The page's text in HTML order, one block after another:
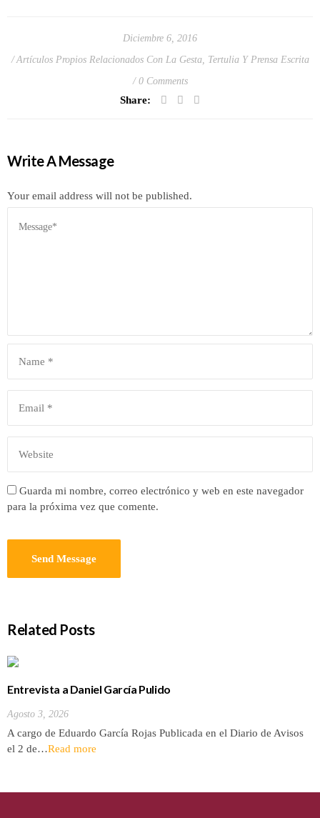
Diciembre 6, 2016
Artículos Propios Relacionados Con La Gesta, Tertulia Y Prensa Escrita
0 Comments
Share:
Write A Message
Your email address will not be published.
Guarda mi nombre, correo electrónico y web en este navegador
para la próxima vez que comente.
Related Posts
Entrevista a Daniel García Pulido
Agosto 3, 2026
A cargo de Eduardo García Rojas Publicada en el Diario de Avisos
el 2 de…Read more